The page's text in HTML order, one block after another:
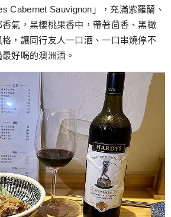
Cabernet Sauvignon」，充滿紫羅蘭、
氣，黑櫻桃果香中，帶著茴香、黑橄
，讓同行友人一口酒、一口串燒停不
好喝的澳洲酒。